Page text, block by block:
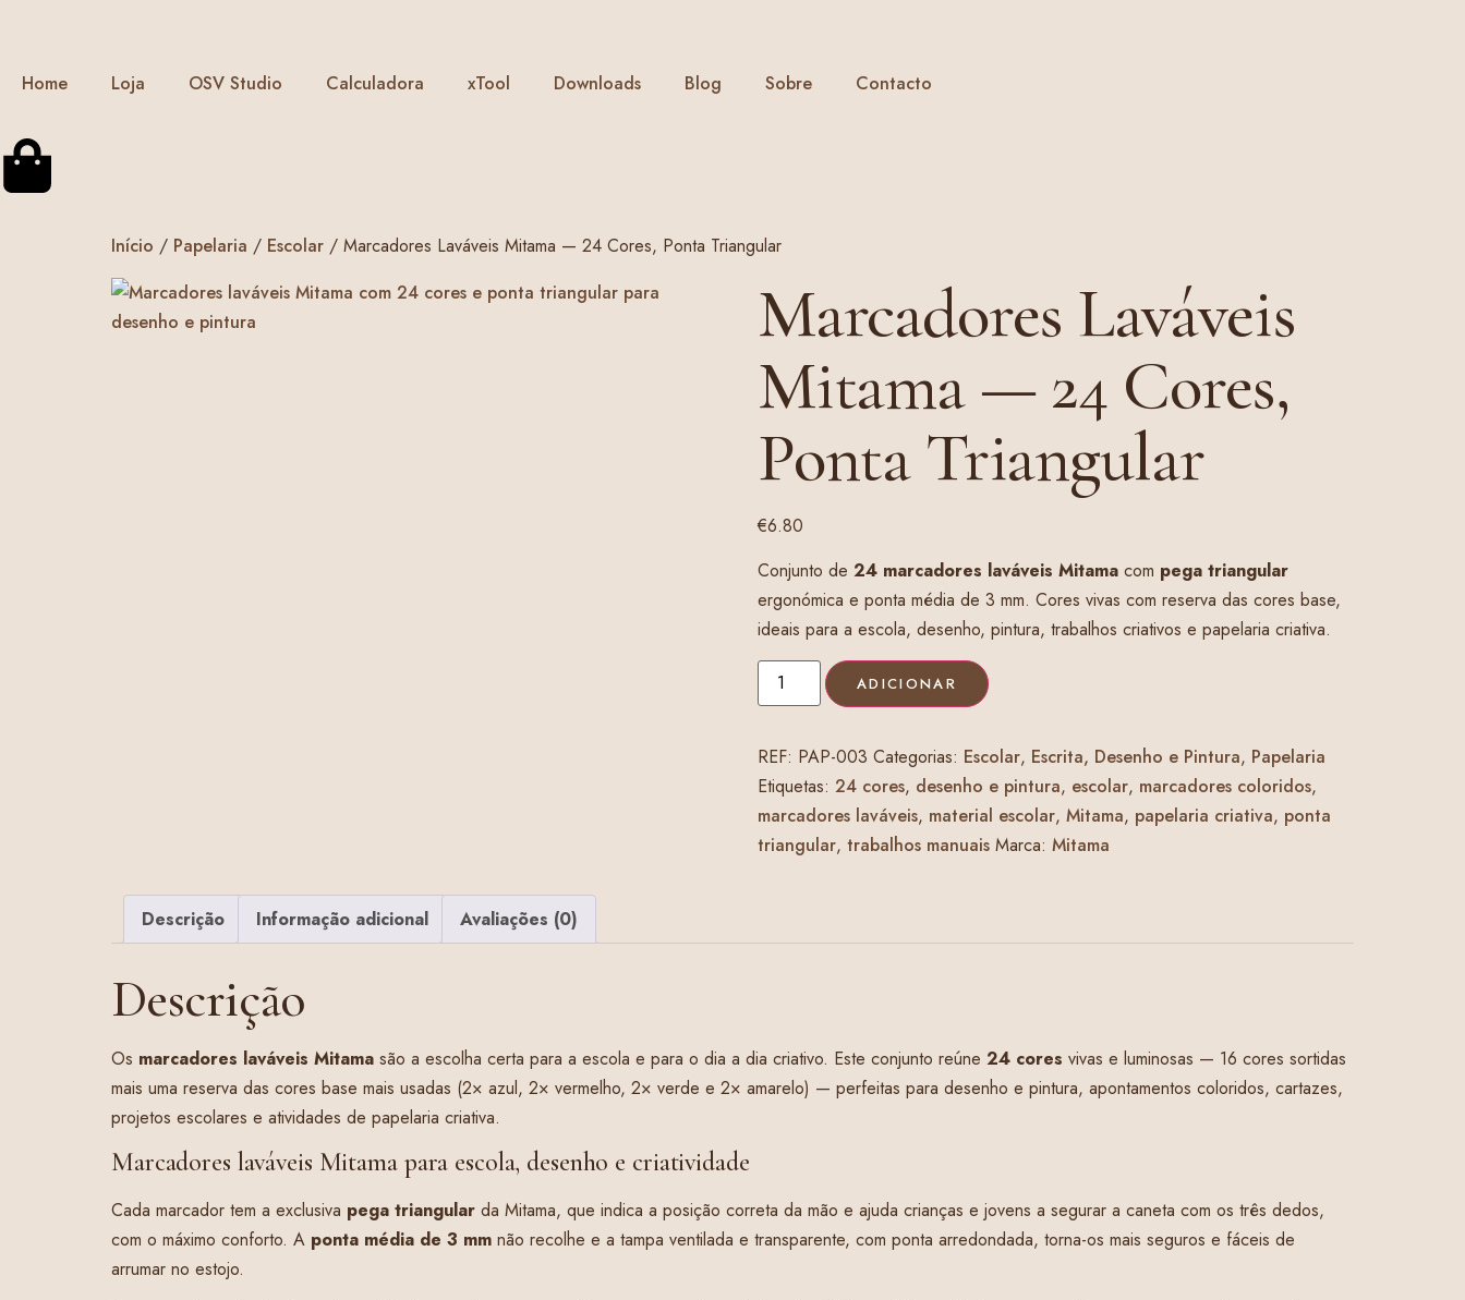
Home Loja OSV Studio Calculadora xTool Downloads Blog Sobre Contacto
Início / Papelaria / Escolar / Marcadores Laváveis Mitama — 24 Cores, Ponta Triangular
Marcadores Laváveis
Mitama — 24 Cores,
Ponta Triangular
€6.80
Conjunto de 24 marcadores laváveis Mitamacom pega triangular
ergonómica e ponta média de 3 mm. Cores vivas com reserva das cores base,
ideais para a escola, desenho, pintura, trabalhos criativos e papelaria criativa.
ADICIONAR
REF: PAP-003 Categorias: Escolar, Escrita, Desenho e Pintura, Papelaria
Etiquetas: 24 cores, desenho e pintura, escolar, marcadores coloridos,
marcadores laváveis, material escolar, Mitama, papelaria criativa, ponta
triangular, trabalhos manuais Marca: Mitama
Descrição Informação adicional Avaliações (0)
Descrição
Os marcadores laváveis Mitama são a escolha certa para a escola e para o dia a dia criativo. Este conjunto reúne 24 cores vivas e luminosas — 16 cores sortidas
mais uma reserva das cores base mais usadas (2× azul, 2× vermelho, 2× verde e 2× amarelo) — perfeitas para desenho e pintura, apontamentos coloridos, cartazes,
projetos escolares e atividades de papelaria criativa.
Marcadores laváveis Mitama para escola, desenho e criatividade
Cada marcador tem a exclusiva pega triangular da Mitama, que indica a posição correta da mão e ajuda crianças e jovens a segurar a caneta com os três dedos,
com o máximo conforto. A ponta média de 3 mm não recolhe e a tampa ventilada e transparente, com ponta arredondada, torna-os mais seguros e fáceis de
arrumar no estojo.